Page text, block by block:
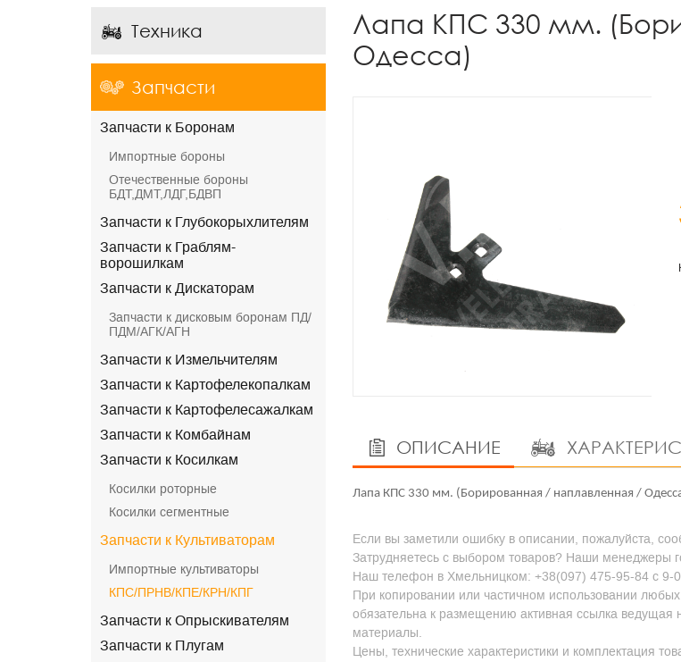
Техника
Запчасти
Запчасти к Боронам
Импортные бороны
Отечественные бороны
БДТ,ДМТ,ЛДГ,БДВП
Запчасти к Глубокорыхлителям
Запчасти к Граблям-
ворошилкам
Запчасти к Дискаторам
Запчасти к дисковым боронам ПД/
ПДМ/АГК/АГН
Запчасти к Измельчителям
Запчасти к Картофелекопалкам
Запчасти к Картофелесажалкам
Запчасти к Комбайнам
Запчасти к Косилкам
Косилки роторные
Косилки сегментные
Запчасти к Культиваторам
Импортные культиваторы
КПС/ПРНВ/КПЕ/КРН/КПГ
Запчасти к Опрыскивателям
Запчасти к Плугам
Лапа КПС 330 мм.
Одесса)
ОПИСАНИЕ
Лапа КПС 330 мм. (Борированная / наплавленная /
Если вы заметили ошибку в описании, пожалуйста,
Затрудняетесь с выбором товаров? Наши менеджеры
Наш телефон в Хмельницком: +38(097) 475-95-84 с 9-
При копировании или частичном использовании
обязательна к размещению активная ссылка ведущая
материалы.
Цены, технические характеристики и комплектация